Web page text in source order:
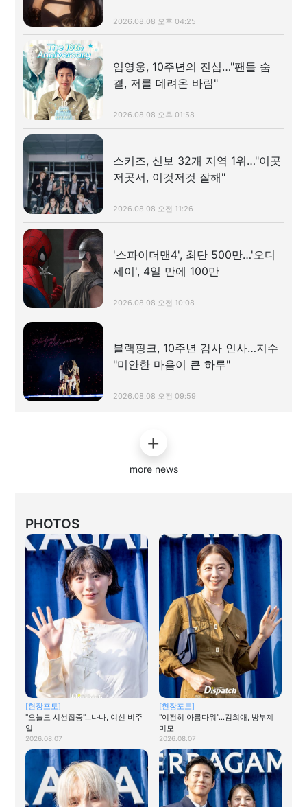
2026.08.08 오후 04:25
임영웅, 10주년의 진심…"팬들 숨
결, 저를 데려온 바람"
2026.08.08 오후 01:58
스키즈, 신보 32개 지역 1위…"이곳
저곳서, 이것저것 잘해"
2026.08.08 오전 11:26
'스파이더맨4', 최단 500만…'오디
세이', 4일 만에 100만
2026.08.08 오전 10:08
블랙핑크, 10주년 감사 인사…지수
"미안한 마음이 큰 하루"
2026.08.08 오전 09:59
more news
PHOTOS
[현장포토]
"오늘도 시선집중"…나나, 여신 비주
얼
2026.08.07
[현장포토]
"여전히 아름다워"…김희애, 방부제
미모
2026.08.07